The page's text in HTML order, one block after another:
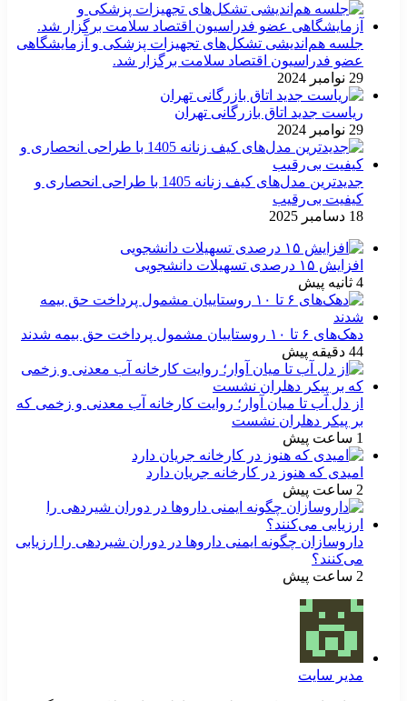
جلسه هم‌اندیشی تشکل‌های تجهیزات پزشکی و آزمایشگاهی
عضو فدراسیون اقتصاد سلامت برگزار شد.
29 نوامبر 2024
ریاست جدید اتاق بازرگانی تهران
29 نوامبر 2024
جدیدترین مدل‌های کیف زنانه 1405 با طراحی انحصاری و
کیفیت بی‌رقیب
18 دسامبر 2025
افزایش ۱۵ درصدی تسهیلات دانشجویی
4 ثانیه پیش
دهک‌های ۶ تا ۱۰ روستاییان مشمول پرداخت حق بیمه شدند
44 دقیقه پیش
از دل آب تا میان آوار؛ روایت کارخانه آب معدنی و زخمی که
بر پیکر دهلران نشست
1 ساعت پیش
امیدی که هنوز در کارخانه جریان دارد
2 ساعت پیش
داروسازان چگونه ایمنی داروها در دوران شیردهی را ارزیابی
می‌کنند؟
2 ساعت پیش
مدیر سایت